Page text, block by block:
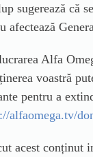
sugerează că
afectează
Alfa
voastră
pentru a
alfaomega.tv/
acest conținut